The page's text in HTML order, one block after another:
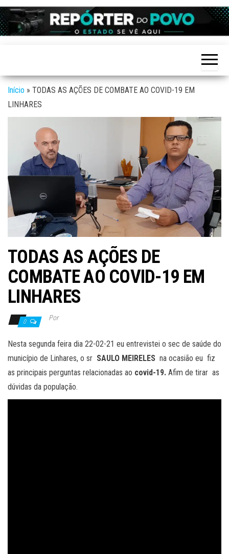
Skip
to
the
Reporter
site de
Notícias
Início » TODAS AS AÇÕES DE COMBATE AO COVID-19 EM
LINHARES
TODAS AS AÇÕES DE
COMBATE AO COVID-19 EM
LINHARES
0 Por
Nesta segunda feira dia 22-02-21 eu entrevistei o sec de saúde do
município de Linhares, o sr SAULO MEIRELES na ocasião eu fiz
as principais perguntas relacionadas ao covid-19. Afim de tirar as
dúvidas da população.